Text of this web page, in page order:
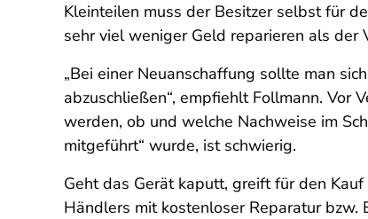
Kleinteilen muss der Besitzer selbst für
sehr viel weniger Geld reparieren als der
„Bei einer Neuanschaffung sollte man
abzuschließen“, empfiehlt Follmann. Vor
werden, ob und welche Nachweise im
mitgeführt“ wurde, ist schwierig.
Geht das Gerät kaputt, greift für den
Händlers mit kostenloser Reparatur bzw.